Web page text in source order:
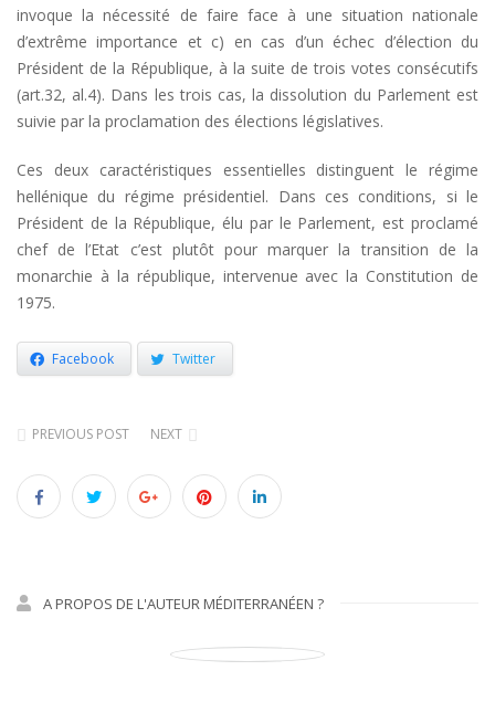
invoque la nécessité de faire face à une situation nationale
d’extrême importance et c) en cas d’un échec d’élection du
Président de la République, à la suite de trois votes consécutifs
(art.32, al.4). Dans les trois cas, la dissolution du Parlement est
suivie par la proclamation des élections législatives.
Ces deux caractéristiques essentielles distinguent le régime
hellénique du régime présidentiel. Dans ces conditions, si le
Président de la République, élu par le Parlement, est proclamé
chef de l’Etat c’est plutôt pour marquer la transition de la
monarchie à la république, intervenue avec la Constitution de
1975.
Facebook Twitter
PREVIOUS POST NEXT
A PROPOS DE L'AUTEUR MÉDITERRANÉEN ?